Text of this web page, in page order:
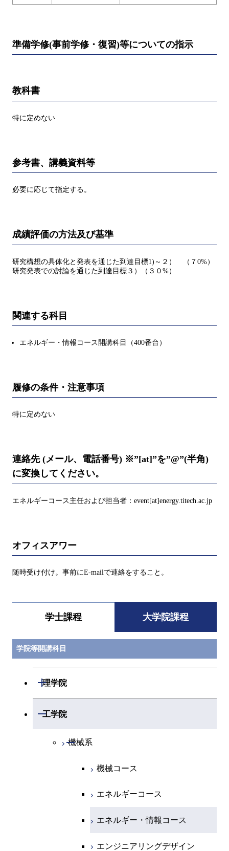
準備学修(事前学修・復習)等についての指示
教科書
特に定めない
参考書、講義資料等
必要に応じて指定する。
成績評価の方法及び基準
研究構想の具体化と発表を通じた到達目標1)～２） （７0%）
研究発表での討論を通じた到達目標３）（３０%）
関連する科目
エネルギー・情報コース開講科目（400番台）
履修の条件・注意事項
特に定めない
連絡先 (メール、電話番号) ※”[at]”を”@”(半角)
に変換してください。
エネルギーコース主任および担当者：event[at]energy.titech.ac.jp
オフィスアワー
随時受け付け。事前にE-mailで連絡をすること。
学士課程 大学院課程
学院等開講科目
理学院
開閉
物理学系
物理学コース
物質・情報卓越コース
化学コース
エネルギーコース
エネルギー・情報コース
地球惑星科学系
地球惑星科学コース
工学院
開閉
機械系
開閉
機械コース
エネルギーコース
エネルギー・情報コース
エンジニアリングデザイン